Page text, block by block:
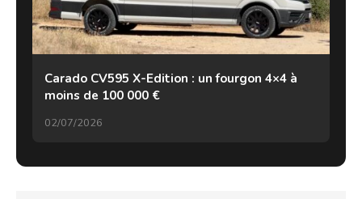
Carado CV595 X-Edition : un fourgon 4×4 à
moins de 100 000 €
02/07/2026